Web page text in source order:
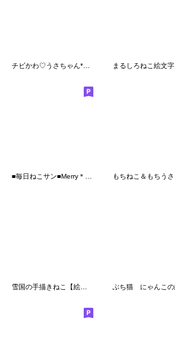
まるしろねこ絵文字
雪国の手描きねこ【絵文字】